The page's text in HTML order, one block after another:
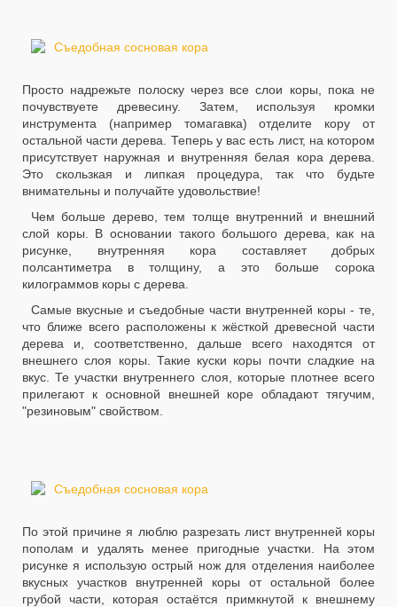
Просто надрежьте полоску через все слои коры, пока не
почувствуете древесину. Затем, используя кромки
инструмента (например томагавка) отделите кору от
остальной части дерева. Теперь у вас есть лист, на котором
присутствует наружная и внутренняя белая кора дерева.
Это скользкая и липкая процедура, так что будьте
внимательны и получайте удовольствие!
Чем больше дерево, тем толще внутренний и внешний
слой коры. В основании такого большого дерева, как на
рисунке, внутренняя кора составляет добрых
полсантиметра в толщину, а это больше сорока
килограммов коры с дерева.
Самые вкусные и съедобные части внутренней коры - те,
что ближе всего расположены к жёсткой древесной части
дерева и, соответственно, дальше всего находятся от
внешнего слоя коры. Такие куски коры почти сладкие на
вкус. Те участки внутреннего слоя, которые плотнее всего
прилегают к основной внешней коре обладают тягучим,
"резиновым" свойством.
По этой причине я люблю разрезать лист внутренней коры
пополам и удалять менее пригодные участки. На этом
рисунке я использую острый нож для отделения наиболее
вкусных участков внутренней коры от остальной более
грубой части, которая остаётся примкнутой к внешнему